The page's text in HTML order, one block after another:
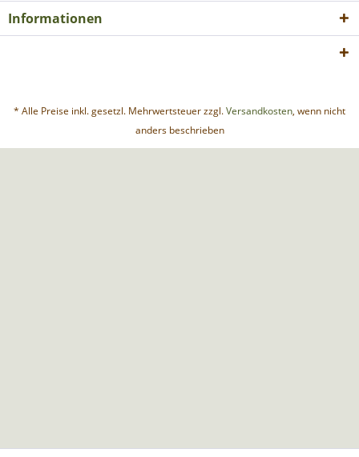
Informationen
* Alle Preise inkl. gesetzl. Mehrwertsteuer zzgl.Versandkosten, wenn nicht
anders beschrieben